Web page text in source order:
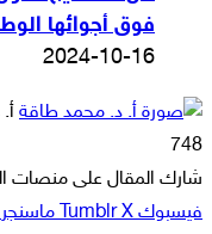
فوق أجوائها
2024-10-16
748
شارك المقال على منصات
فيسبوك ‫X ماسنجر